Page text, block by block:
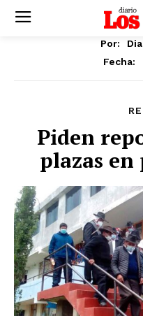
Por:
Fecha:
Piden
plazas en